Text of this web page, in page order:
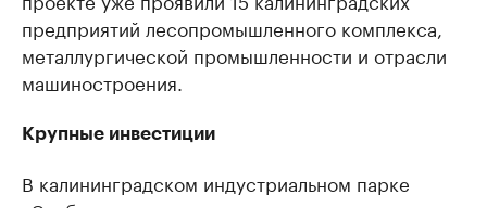
предприятий лесопромышленного комплекса,
металлургической промышленности и отрасли
машиностроения.
Крупные инвестиции
В калининградском индустриальном парке